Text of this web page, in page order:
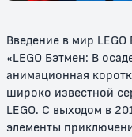
Введение в мир LEGO
«LEGO Бэтмен: В
анимационная
широко известной
LEGO. С выходом в
элементы